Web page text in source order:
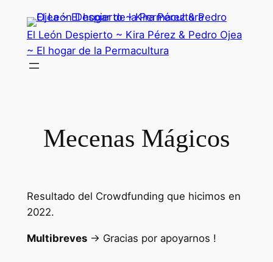
contenido
El León Despierto ~ Kira Pérez & Pedro Ojea
~ El hogar de la Permacultura
Mecenas Mágicos
Resultado del Crowdfunding que hicimos en
2022.
Multibreves-> Gracias por apoyarnos !